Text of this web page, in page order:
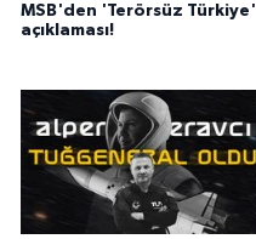
MSB'den 'Terörsüz Türkiye'
açıklaması!